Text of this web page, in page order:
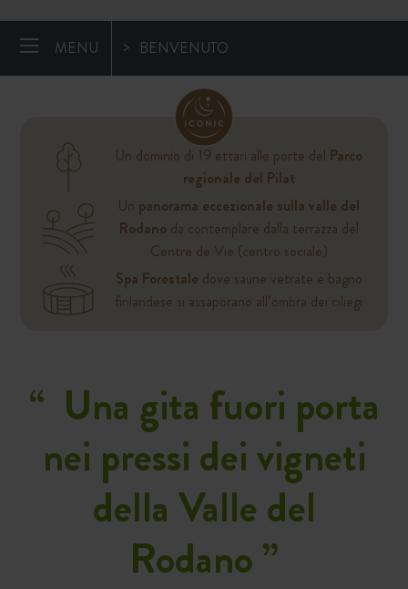
MENU BENVENUTO
Un dominio di 19 ettari alle porte del Parco
regionale del Pilat
Un panorama eccezionale sulla valle del
Rodano da contemplare dalla terrazza del
Centre de Vie (centro sociale)
Spa Forestale dove saune vetrate e bagno
finlandese si assaporano all’ombra dei ciliegi
“ Una gita fuori porta
nei pressi dei vigneti
della Valle del
Rodano”